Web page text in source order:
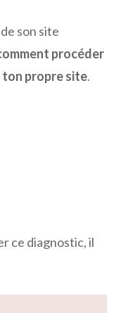
son site
procéder
ton propre site.
ce diagnostic, il